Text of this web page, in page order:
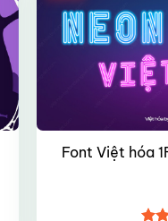
Font Việt hóa